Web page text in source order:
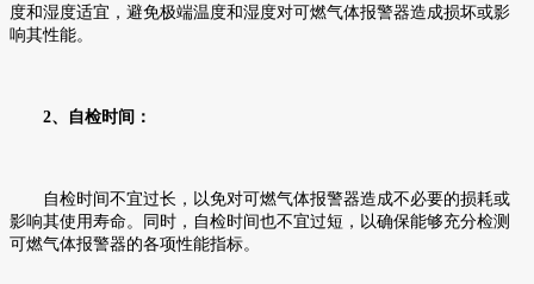
度和湿度适宜，避免极端温度和湿度对可燃气体报警器造成损坏或影
响其性能。
2、自检时间：
自检时间不宜过长，以免对可燃气体报警器造成不必要的损耗或
影响其使用寿命。同时，自检时间也不宜过短，以确保能够充分检测
可燃气体报警器的各项性能指标。